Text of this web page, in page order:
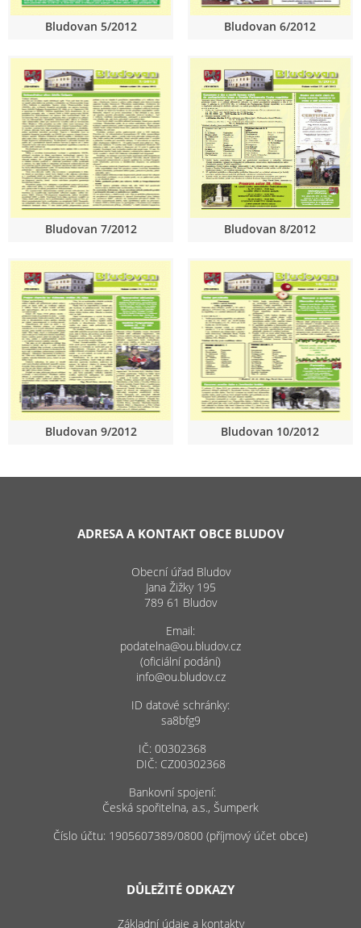
Bludovan 5/2012 Bludovan 6/2012
Bludovan 7/2012 Bludovan 8/2012
Bludovan 9/2012 Bludovan 10/2012
ADRESA A KONTAKT OBCE BLUDOV
Obecní úřad Bludov
Jana Žižky 195
789 61 Bludov
Email:
podatelna@ou.bludov.cz
(oficiální podání)
info@ou.bludov.cz
ID datové schránky:
sa8bfg9
IČ: 00302368
DIČ: CZ00302368
Bankovní spojení:
Česká spořitelna, a.s., Šumperk
Číslo účtu: 1905607389/0800 (příjmový účet obce)
DŮLEŽITÉ ODKAZY
Základní údaje a kontakty